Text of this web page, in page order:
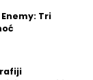
Tri